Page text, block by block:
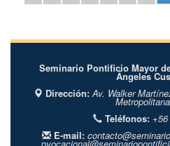
Seminario Pontificio Mayor
Ángeles
Dirección:Av. Walker
Teléfonos:
E-mail: